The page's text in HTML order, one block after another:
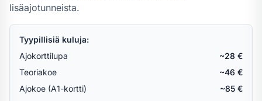
lisäajotunneista.
Tyypillisiä kuluja:
Ajokorttilupa
~28 €
Teoriakoe
~46 €
Ajokoe (A1-kortti)
~85 €